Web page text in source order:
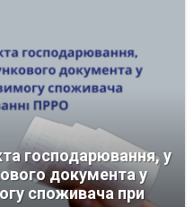
господарювання, у
документа у
споживача при